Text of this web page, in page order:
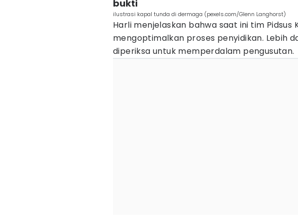
bukti
ilustrasi kapal tunda di dermaga (pexels.com/Glenn Langhorst)
Harli menjelaskan bahwa saat ini tim Pidsus
mengoptimalkan proses penyidikan. Lebih
diperiksa untuk memperdalam pengusutan.